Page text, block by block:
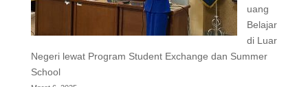
uang
Belajar
di Luar
Negeri lewat Program Student Exchange dan Summer
School